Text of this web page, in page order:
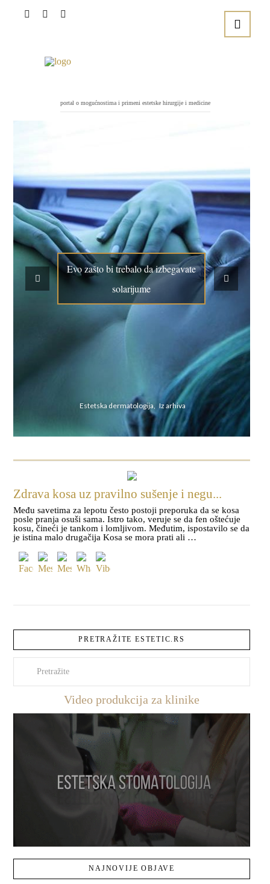
portal o mogućnostima i primeni estetske hirurgije i medicine
Evo zašto bi trebalo da izbegavate
solarijume
Estetska dermatologija, Iz arhiva
Zdrava kosa uz pravilno sušenje i negu...
Među savetima za lepotu često postoji preporuka da se kosa
posle pranja osuši sama. Istro tako, veruje se da fen oštećuje
kosu, čineći je tankom i lomljivom. Međutim, ispostavilo se da
je istina malo drugačija Kosa se mora prati ali …
PRETRAŽITE ESTETIC.RS
Video produkcija za klinike
NAJNOVIJE OBJAVE